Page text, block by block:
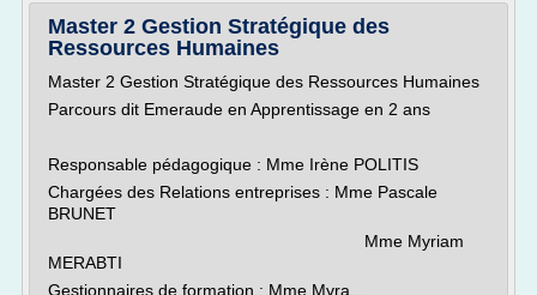
Master 2 Gestion Stratégique des
Ressources Humaines
Master 2 Gestion Stratégique des Ressources Humaines
Parcours dit Emeraude en Apprentissage en 2 ans
Responsable pédagogique : Mme Irène POLITIS
Chargées des Relations entreprises : Mme Pascale
BRUNET
Mme Myriam
MERABTI
Gestionnaires de formation : Mme Myra...